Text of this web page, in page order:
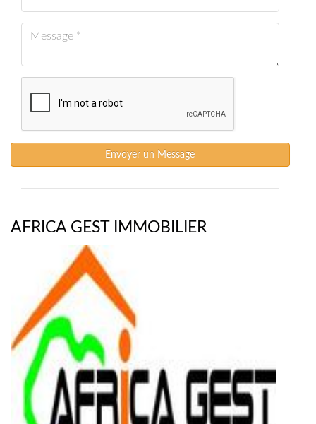
Envoyer un Message
AFRICA GEST IMMOBILIER